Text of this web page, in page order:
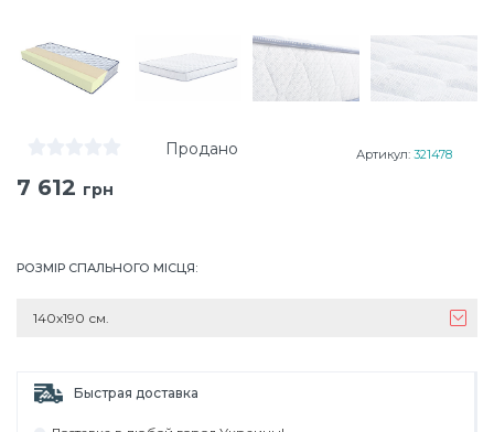
Продано Артикул: 321478
7 612 грн
РОЗМІР СПАЛЬНОГО МІСЦЯ:
140х190 см.
Быстрая доставка